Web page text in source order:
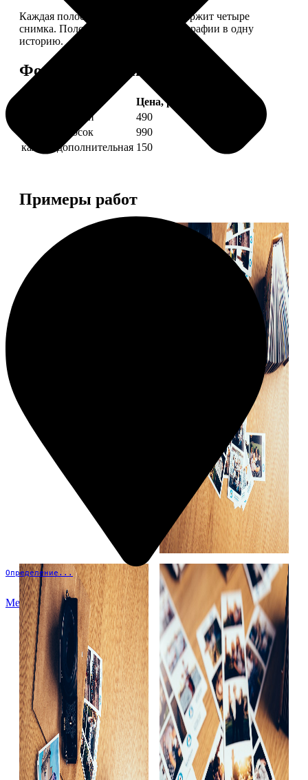
Определение...
Меню
Каждая полоска размером 5*20 содержит четыре
снимка. Полоски объединяют фотографии в одну
историю.
Форматы и цены
Цена, руб.
4 фото полоски
490
8 фото полосок
990
каждая дополнительная 150
Примеры работ